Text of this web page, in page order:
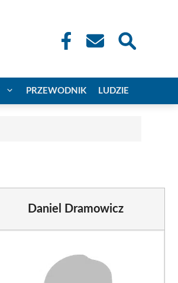
PRZEWODNIK LUDZIE
Daniel Dramowicz